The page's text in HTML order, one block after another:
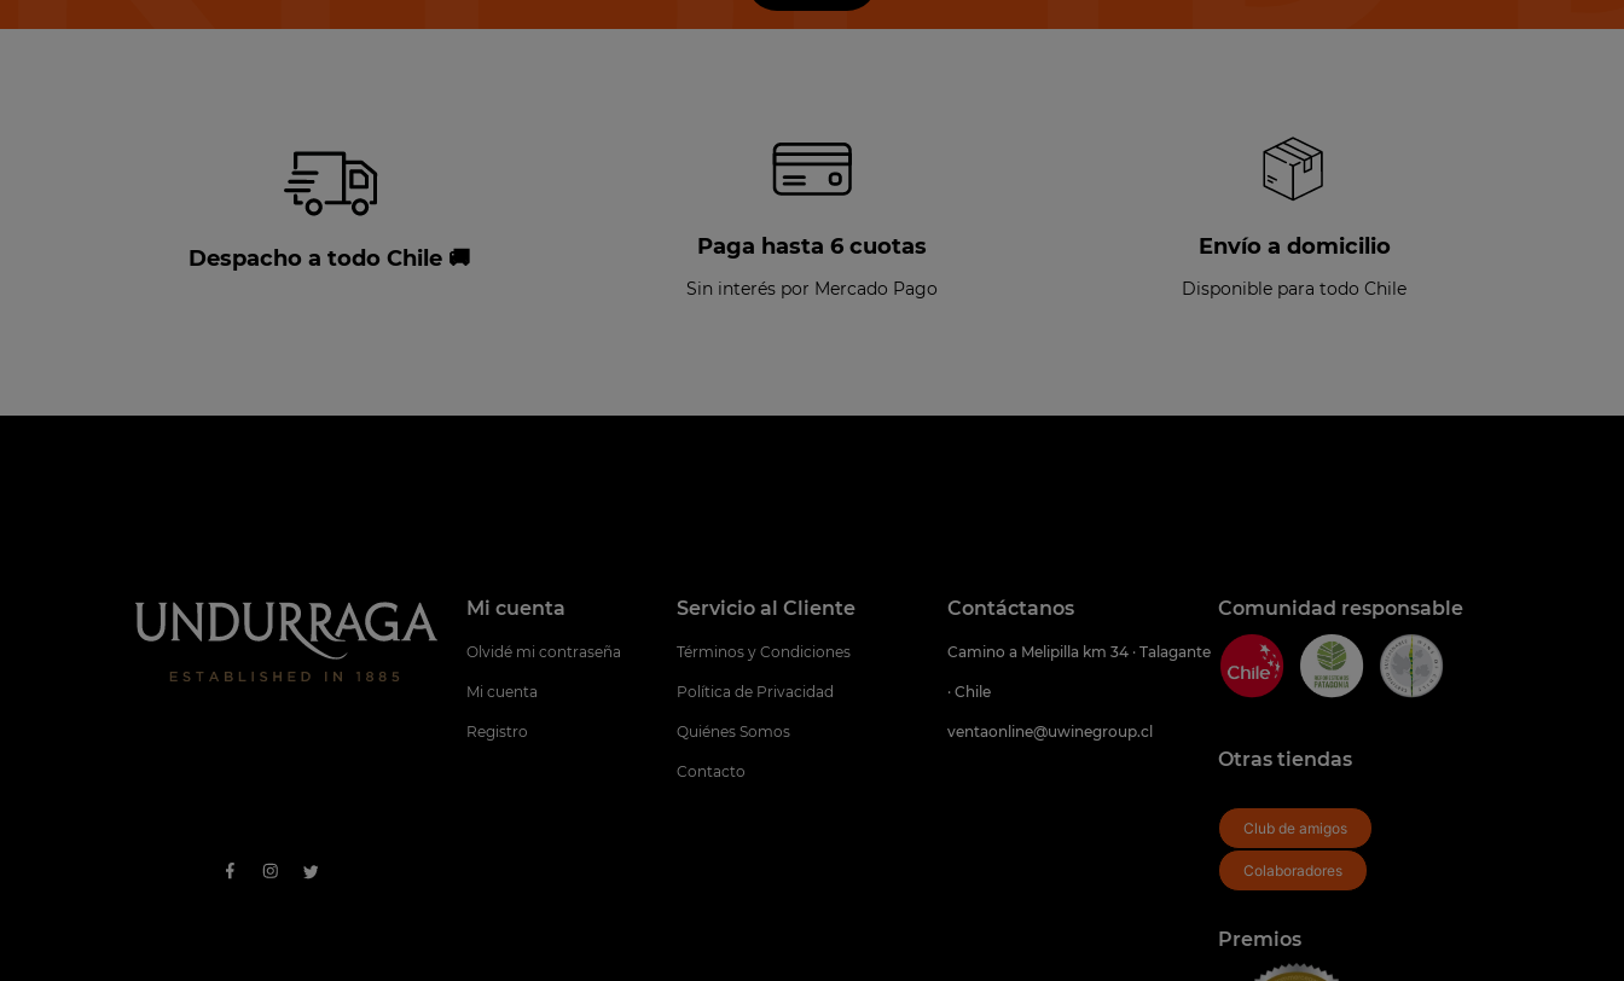
Despacho a todo Chile 🚚 Paga hasta 6 cuotas
Sin interés por Mercado Pago
Envío a domicilio
Disponible para todo Chile
Mi cuenta
Olvidé mi contraseña
Mi cuenta
Registro
Servicio al Cliente
Términos y Condiciones
Política de Privacidad
Quiénes Somos
Contacto
Contáctanos
Camino a Melipilla km 34 · Talagante
· Chile
ventaonline@uwinegroup.cl
Comunidad responsable
Otras tiendas
Club de amigos
Colaboradores
Premios